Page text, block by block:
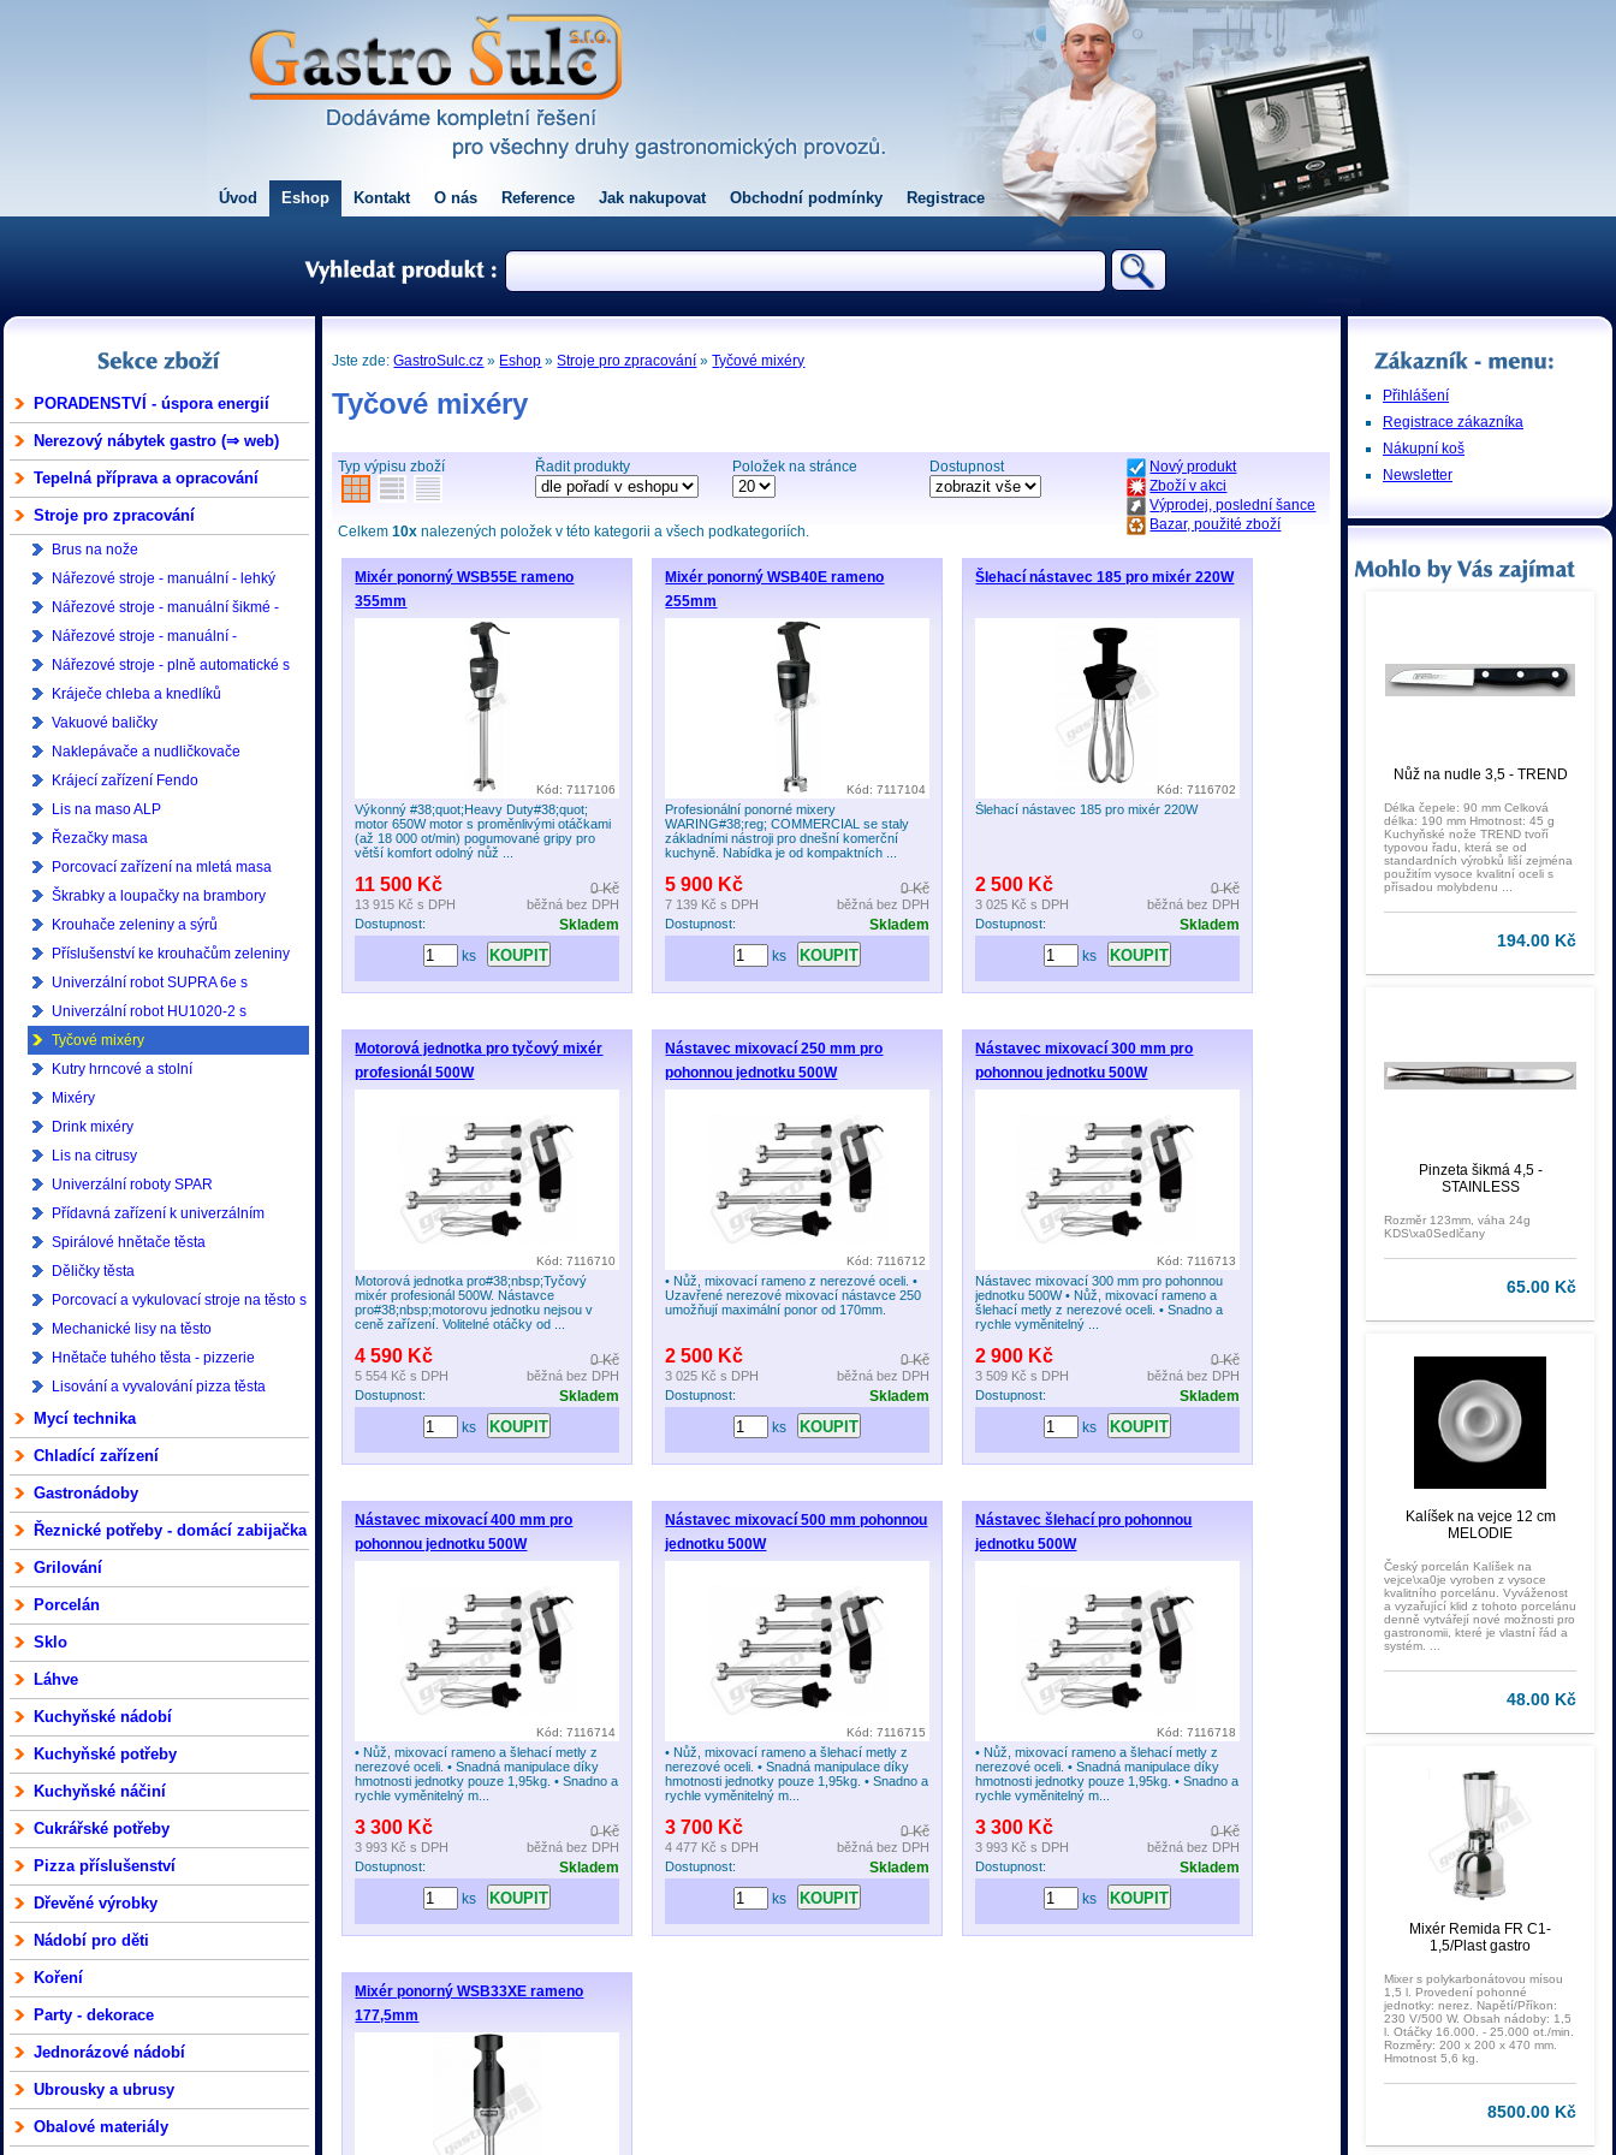
Úvod Eshop Kontakt O nás Reference Jak nakupovat Obchodní podmínky Registrace
PORADENSTVÍ - úspora energií
Nerezový nábytek gastro (⇒ web)
Tepelná příprava a opracování
Stroje pro zpracování
Brus na nože
Nářezové stroje - manuální - lehký
provoz
Nářezové stroje - manuální šikmé -
lehký provoz
Nářezové stroje - manuální -
profesionální
Nářezové stroje - plně automatické s
ukládáním - profesionální
Kráječe chleba a knedlíků
Vakuové baličky
Naklepávače a nudličkovače
Krájecí zařízení Fendo
Lis na maso ALP
Řezačky masa
Porcovací zařízení na mletá masa
Škrabky a loupačky na brambory
Krouhače zeleniny a sýrů
Příslušenství ke krouhačům zeleniny
Univerzální robot SUPRA 6e s
příslušenstvím
Univerzální robot HU1020-2 s
příslušenstvím
Tyčové mixéry
Kutry hrncové a stolní
Mixéry
Drink mixéry
Lis na citrusy
Univerzální roboty SPAR
Přídavná zařízení k univerzálním
robotům SPAR
Spirálové hnětače těsta
Děličky těsta
Porcovací a vykulovací stroje na těsto s
příslušenstvím - pizzerie
Mechanické lisy na těsto
Hnětače tuhého těsta - pizzerie
Lisování a vyvalování pizza těsta
Mycí technika
Chladící zařízení
Gastronádoby
Řeznické potřeby - domácí zabijačka
Grilování
Porcelán
Sklo
Láhve
Kuchyňské nádobí
Kuchyňské potřeby
Kuchyňské náčiní
Cukrářské potřeby
Pizza příslušenství
Dřevěné výrobky
Nádobí pro děti
Koření
Party - dekorace
Jednorázové nádobí
Ubrousky a ubrusy
Obalové materiály
Jste zde:GastroSulc.cz » Eshop »Stroje pro zpracování »Tyčové mixéry
Tyčové mixéry
Typ výpisu zboží Řadit produkty Položek na stránce Dostupnost
Nový produkt
Zboží v akci
Výprodej, poslední šance
Bazar, použité zboží
Celkem10x nalezených položek v této kategorii a všech podkategoriích.
Kód: 7117106
Mixér ponorný WSB55E rameno
355mm
Výkonný #38;quot;Heavy Duty#38;quot;
motor 650W motor s proměnlivými otáčkami
(až 18 000 ot/min) pogumované gripy pro
větší komfort odolný nůž ...
11 500 Kč
13 915 Kč s DPH
0 Kč
běžná bez DPH
Dostupnost:
Skladem
ks
Kód: 7117104
Mixér ponorný WSB40E rameno
255mm
Profesionální ponorné mixery
WARING#38;reg; COMMERCIAL se staly
základními nástroji pro dnešní komerční
kuchyně. Nabídka je od kompaktních ...
5 900 Kč
7 139 Kč s DPH
0 Kč
běžná bez DPH
Dostupnost:
Skladem
ks
Kód: 7116702
Šlehací nástavec 185 pro mixér 220W
Šlehací nástavec 185 pro mixér 220W
2 500 Kč
3 025 Kč s DPH
0 Kč
běžná bez DPH
Dostupnost:
Skladem
ks
Kód: 7116710
Motorová jednotka pro tyčový mixér
profesionál 500W
Motorová jednotka pro#38;nbsp;Tyčový
mixér profesionál 500W. Nástavce
pro#38;nbsp;motorovu jednotku nejsou v
ceně zařízení. Volitelné otáčky od ...
4 590 Kč
5 554 Kč s DPH
0 Kč
běžná bez DPH
Dostupnost:
Skladem
ks
Kód: 7116712
Nástavec mixovací 250 mm pro
pohonnou jednotku 500W
• Nůž, mixovací rameno z nerezové oceli. •
Uzavřené nerezové mixovací nástavce 250
umožňují maximální ponor od 170mm.
2 500 Kč
3 025 Kč s DPH
0 Kč
běžná bez DPH
Dostupnost:
Skladem
ks
Kód: 7116713
Nástavec mixovací 300 mm pro
pohonnou jednotku 500W
Nástavec mixovací 300 mm pro pohonnou
jednotku 500W • Nůž, mixovací rameno a
šlehací metly z nerezové oceli. • Snadno a
rychle vyměnitelný ...
2 900 Kč
3 509 Kč s DPH
0 Kč
běžná bez DPH
Dostupnost:
Skladem
ks
Kód: 7116714
Nástavec mixovací 400 mm pro
pohonnou jednotku 500W
• Nůž, mixovací rameno a šlehací metly z
nerezové oceli. • Snadná manipulace díky
hmotnosti jednotky pouze 1,95kg. • Snadno a
rychle vyměnitelný m...
3 300 Kč
3 993 Kč s DPH
0 Kč
běžná bez DPH
Dostupnost:
Skladem
ks
Kód: 7116715
Nástavec mixovací 500 mm pohonnou
jednotku 500W
• Nůž, mixovací rameno a šlehací metly z
nerezové oceli. • Snadná manipulace díky
hmotnosti jednotky pouze 1,95kg. • Snadno a
rychle vyměnitelný m...
3 700 Kč
4 477 Kč s DPH
0 Kč
běžná bez DPH
Dostupnost:
Skladem
ks
Kód: 7116718
Nástavec šlehací pro pohonnou
jednotku 500W
• Nůž, mixovací rameno a šlehací metly z
nerezové oceli. • Snadná manipulace díky
hmotnosti jednotky pouze 1,95kg. • Snadno a
rychle vyměnitelný m...
3 300 Kč
3 993 Kč s DPH
0 Kč
běžná bez DPH
Dostupnost:
Skladem
ks
Mixér ponorný WSB33XE rameno
177,5mm
Přihlášení
Registrace zákazníka
Nákupní koš
Newsletter
Nůž na nudle 3,5 - TREND
Délka čepele: 90 mm Celková
délka: 190 mm Hmotnost: 45 g
Kuchyňské nože TREND tvoří
typovou řadu, která se od
standardních výrobků liší zejména
použitím vysoce kvalitní oceli s
přísadou molybdenu ...
194.00 Kč
Pinzeta šikmá 4,5 -
STAINLESS
Rozměr 123mm, váha 24g
KDS\xa0Sedlčany
65.00 Kč
Kalíšek na vejce 12 cm
MELODIE
Český porcelán Kalíšek na
vejce\xa0je vyroben z vysoce
kvalitního porcelánu. Vyváženost
a vyzařující klid z tohoto porcelánu
denně vytvářejí nové možnosti pro
gastronomii, které je vlastní řád a
systém. ...
48.00 Kč
Mixér Remida FR C1-
1,5/Plast gastro
Mixer s polykarbonátovou mísou
1,5 l. Provedení pohonné
jednotky: nerez. Napětí/Příkon:
230 V/500 W. Obsah nádoby: 1,5
l. Otáčky 16.000. - 25.000 ot./min.
Rozměry: 200 x 200 x 470 mm.
Hmotnost 5,6 kg.
8500.00 Kč